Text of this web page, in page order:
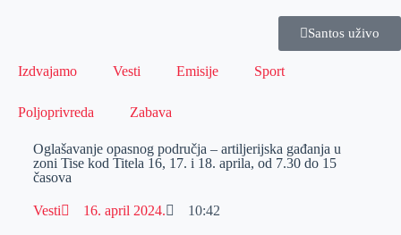
Santos uživo
Izdvajamo Vesti Emisije Sport
Poljoprivreda Zabava
Oglašavanje opasnog područja – artiljerijska gađanja u
zoni Tise kod Titela 16, 17. i 18. aprila, od 7.30 do 15
časova
Vesti 16. april 2024. 10:42